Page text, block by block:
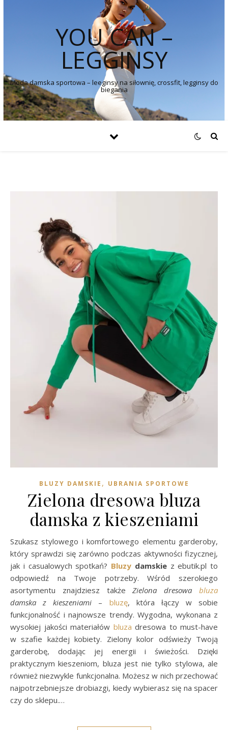
YOU CAN –
LEGGINSY
Moda damska sportowa – leeginsy na siłownię, crossfit, legginsy do
biegania
BLUZY DAMSKIE , UBRANIA SPORTOWE
Zielona dresowa bluza
damska z kieszeniami
Szukasz stylowego i komfortowego elementu garderoby,
który sprawdzi się zarówno podczas aktywności fizycznej,
jak i casualowych spotkań? Bluzy damskiez ebutik.pl to
odpowiedź na Twoje potrzeby. Wśród szerokiego
asortymentu znajdziesz takżeZielona dresowabluza
damska z kieszeniami – bluzę, która łączy w sobie
funkcjonalność i najnowsze trendy. Wygodna, wykonana z
wysokiej jakości materiałów bluza dresowa to must-have
w szafie każdej kobiety. Zielony kolor odświeży Twoją
garderobę, dodając jej energii i świeżości. Dzięki
praktycznym kieszeniom, bluza jest nie tylko stylowa, ale
również niezwykle funkcjonalna. Możesz w nich przechować
najpotrzebniejsze drobiazgi, kiedy wybierasz się na spacer
czy do sklepu.…